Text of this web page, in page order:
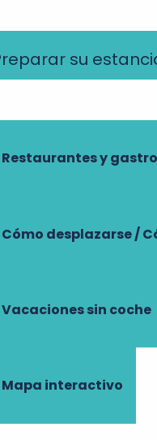
su
Restaurantes y
Cómo desplazarse /
Vacaciones sin coche
Mapa interactivo
llegar?